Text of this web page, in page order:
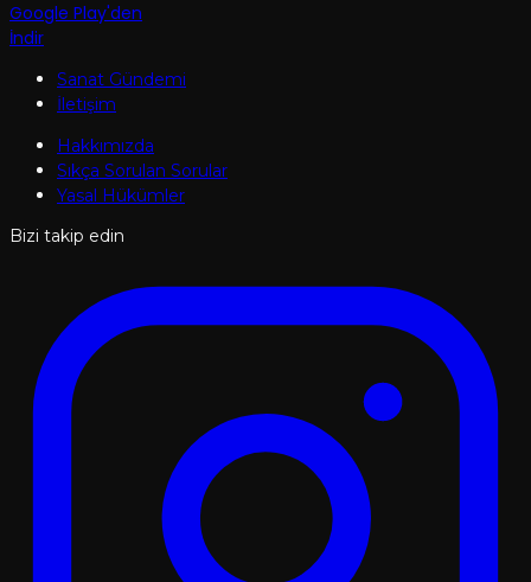
Google Play'den
İndir
Sanat Gündemi
İletişim
Hakkımızda
Sıkça Sorulan Sorular
Yasal Hükümler
Bizi takip edin